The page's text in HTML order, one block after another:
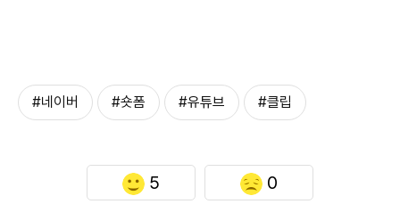
#네이버 #숏폼 #유튜브 #클립
5 0